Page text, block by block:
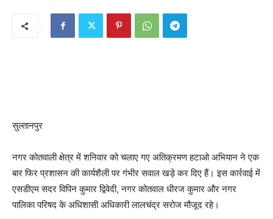
सुल्तानपुर
नगर कोतवाली क्षेत्र में शनिवार को चलाए गए अतिक्रमण हटाओ अभियान ने एक
बार फिर प्रशासन की कार्यशैली पर गंभीर सवाल खड़े कर दिए हैं। इस कार्रवाई में
एसडीएम सदर विपिन कुमार द्विवेदी, नगर कोतवाल धीरज कुमार और नगर
पालिका परिषद के अधिशासी अधिकारी लालचंद्र सरोज मौजूद रहे।